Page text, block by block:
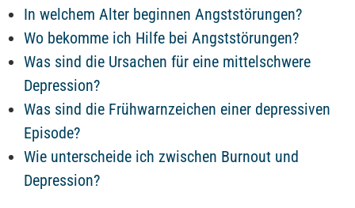
In welchem Alter beginnen Angststörungen?
Wo bekomme ich Hilfe bei Angststörungen?
Was sind die Ursachen für eine mittelschwere
Depression?
Was sind die Frühwarnzeichen einer depressiven
Episode?
Wie unterscheide ich zwischen Burnout und
Depression?